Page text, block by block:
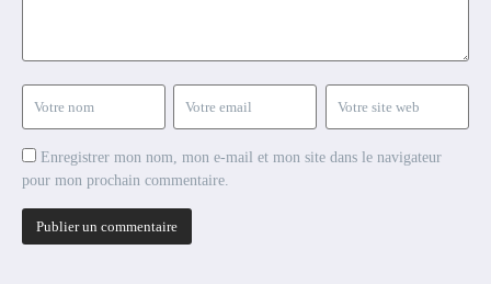
Enregistrer mon nom, mon e-mail et mon site dans le navigateur
pour mon prochain commentaire.